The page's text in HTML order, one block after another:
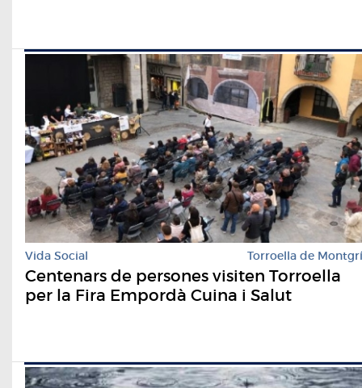
Vida Social Torroella de Montgrí
Centenars de persones visiten Torroella
per la Fira Empordà Cuina i Salut